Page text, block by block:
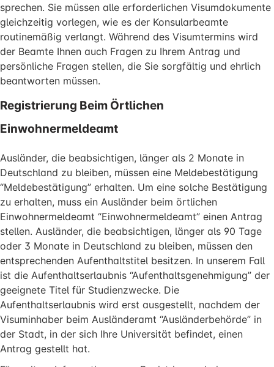
sprechen. Sie müssen alle erforderlichen Visumdokumente
gleichzeitig vorlegen, wie es der Konsularbeamte
routinemäßig verlangt. Während des Visumtermins wird
der Beamte Ihnen auch Fragen zu Ihrem Antrag und
persönliche Fragen stellen, die Sie sorgfältig und ehrlich
beantworten müssen.
Registrierung Beim Örtlichen
Einwohnermeldeamt
Ausländer, die beabsichtigen, länger als 2 Monate in
Deutschland zu bleiben, müssen eine Meldebestätigung
“Meldebestätigung” erhalten. Um eine solche Bestätigung
zu erhalten, muss ein Ausländer beim örtlichen
Einwohnermeldeamt “Einwohnermeldeamt” einen Antrag
stellen. Ausländer, die beabsichtigen, länger als 90 Tage
oder 3 Monate in Deutschland zu bleiben, müssen den
entsprechenden Aufenthaltstitel besitzen. In unserem Fall
ist die Aufenthaltserlaubnis “Aufenthaltsgenehmigung” der
geeignete Titel für Studienzwecke. Die
Aufenthaltserlaubnis wird erst ausgestellt, nachdem der
Visuminhaber beim Ausländeramt “Ausländerbehörde” in
der Stadt, in der sich Ihre Universität befindet, einen
Antrag gestellt hat.